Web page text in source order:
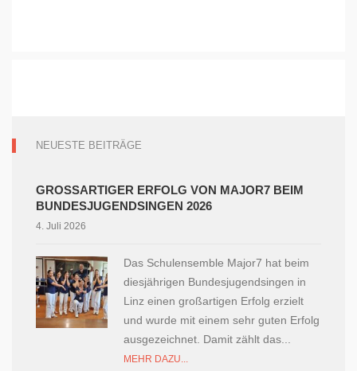
NEUESTE BEITRÄGE
GROSSARTIGER ERFOLG VON MAJOR7 BEIM B
UNDESJUGENDSINGEN 2026
4. Juli 2026
Das Schulensemble Major7 hat beim
diesjährigen Bundesjugendsingen in
Linz einen großartigen Erfolg erzielt
und wurde mit einem sehr guten Erfolg
ausgezeichnet. Damit zählt das...
MEHR DAZU...